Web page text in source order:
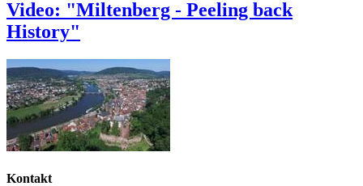
Video: "Miltenberg - Peeling back
History"
Kontakt